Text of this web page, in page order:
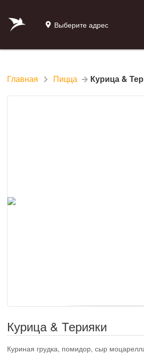
Выберите адрес
Главная Пицца Курица &
Курица & Терияки
Куриная грудка, помидор, сыр